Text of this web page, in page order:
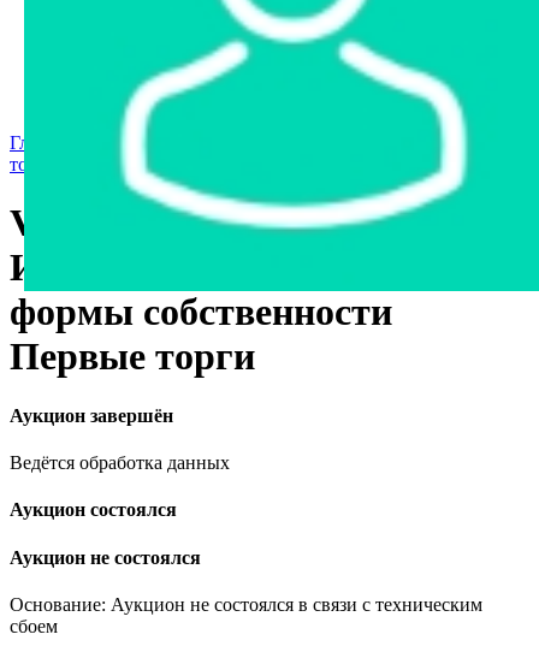
Арестованное имущество
Реестр несостоявшихся торгов
Реестр переоценок
Государственное имущество
Главная страница
торгов
Транспорт
Volkswagen Touareg, 2006
Имущество государственной
формы собственности
Первые торги
Аукцион завершён
Ведётся обработка данных
Аукцион состоялся
Аукцион не состоялся
Основание: Аукцион не состоялся в связи с техническим
сбоем